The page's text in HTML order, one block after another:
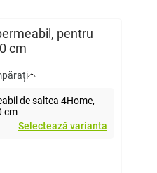
pentru
cm
de saltea 4Home,
cm
Selectează varianta